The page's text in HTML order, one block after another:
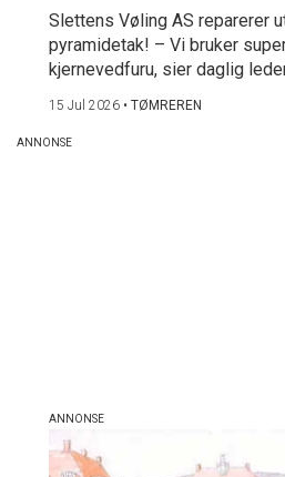
Slettens Vøling AS reparerer
pyramidetak! – Vi bruker
kjernevedfuru, sier daglig
15 Jul 2026 • TØMREREN